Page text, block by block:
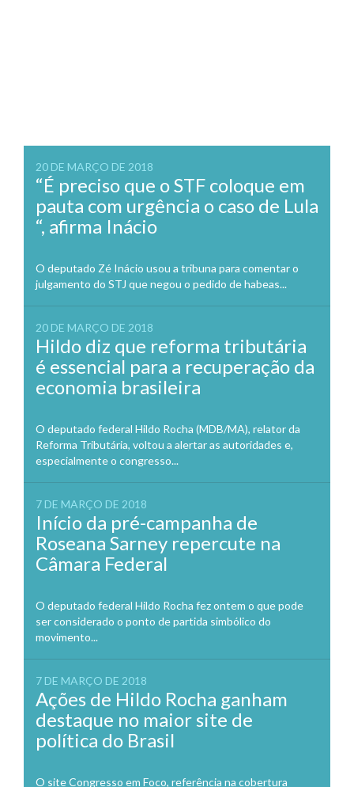
20 DE MARÇO DE 2018
“É preciso que o STF coloque em
pauta com urgência o caso de Lula
“, afirma Inácio
O deputado Zé Inácio usou a tribuna para comentar o
julgamento do STJ que negou o pedido de habeas...
20 DE MARÇO DE 2018
Hildo diz que reforma tributária
é essencial para a recuperação da
economia brasileira
O deputado federal Hildo Rocha (MDB/MA), relator da
Reforma Tributária, voltou a alertar as autoridades e,
especialmente o congresso...
7 DE MARÇO DE 2018
Início da pré-campanha de
Roseana Sarney repercute na
Câmara Federal
O deputado federal Hildo Rocha fez ontem o que pode
ser considerado o ponto de partida simbólico do
movimento...
7 DE MARÇO DE 2018
Ações de Hildo Rocha ganham
destaque no maior site de
política do Brasil
O site Congresso em Foco, referência na cobertura